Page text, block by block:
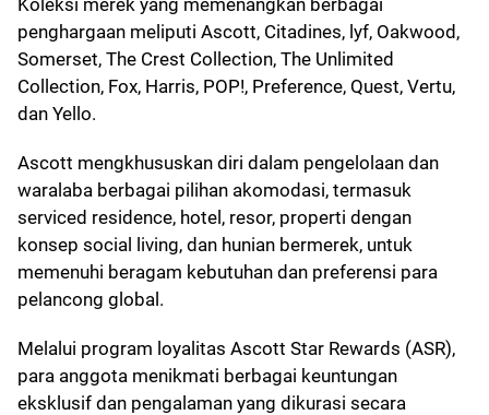
penghargaan meliputi Ascott, Citadines, lyf, Oakwood,
Somerset, The Crest Collection, The Unlimited
Collection, Fox, Harris, POP!, Preference, Quest, Vertu,
dan Yello.
Ascott mengkhususkan diri dalam pengelolaan dan
waralaba berbagai pilihan akomodasi, termasuk
serviced residence, hotel, resor, properti dengan
konsep social living, dan hunian bermerek, untuk
memenuhi beragam kebutuhan dan preferensi para
pelancong global.
Melalui program loyalitas Ascott Star Rewards (ASR),
para anggota menikmati berbagai keuntungan
eksklusif dan pengalaman yang dikurasi secara